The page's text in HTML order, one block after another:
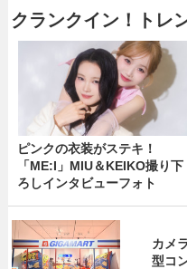
クランクイン！ト
ピンクの衣装がステキ！
「ME:I」MIU＆KEIKO撮り下
ろしインタビューフォト
カメ
型コ